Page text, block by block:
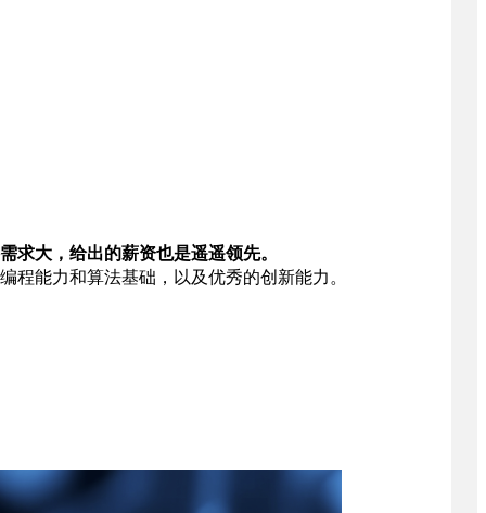
求大，给出的薪资也是遥遥领先。
程能力和算法基础，以及优秀的创新能力。